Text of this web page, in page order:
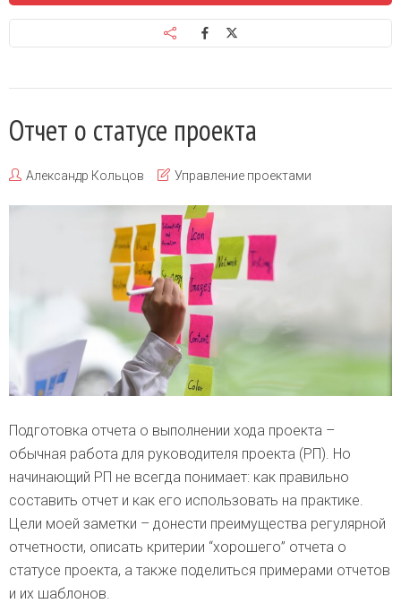
Отчет о статусе проекта
Александр Кольцов Управление проектами
Подготовка отчета о выполнении хода проекта –
обычная работа для руководителя проекта (РП). Но
начинающий РП не всегда понимает: как правильно
составить отчет и как его использовать на практике.
Цели моей заметки – донести преимущества регулярной
отчетности, описать критерии “хорошего” отчета о
статусе проекта, а также поделиться примерами отчетов
и их шаблонов.